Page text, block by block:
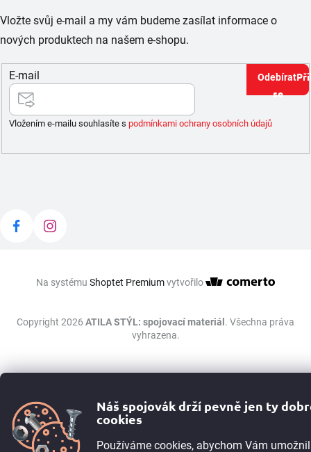
Náš spojovák drží pevně jen ty
cookies
Používáme cookies, abychom Vám
Vložte svůj e-mail a my vám budeme zasílat informace o
nových produktech na našem e-shopu.
E-mail
Vložením e-mailu souhlasíte s podmínkami ochrany osobních údajů
se
Na systému Shoptet Premiumvytvořilo
Copyright 2026 ATILA STÝL: spojovací materiál. Všechna práva
vyhrazena.